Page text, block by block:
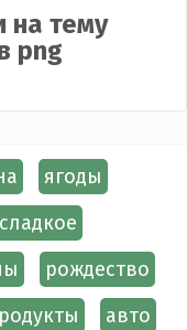
на тему
png
ягоды
сладкое
рождество
авто